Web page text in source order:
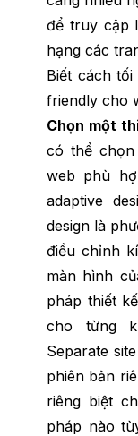
để truy cập
hạng các
Biết cách
friendly cho
Chọn một
có thể
web phù
adaptive
design là
điều chỉnh
màn hình
pháp thiết
cho từng
Separate
phiên bản
riêng biệt
pháp nào